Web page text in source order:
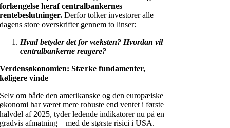
forlængelse heraf centralbankernes
rentebeslutninger.Derfor tolker investorer alle
dagens store overskrifter gennem to linser:
Hvad betyder det for væksten? Hvordan vil
centralbankerne reagere?
Verdensøkonomien: Stærke fundamenter,
køligere vinde
Selv om både den amerikanske og den europæiske
økonomi har været mere robuste end ventet i første
halvdel af 2025, tyder ledende indikatorer nu på en
gradvis afmatning – med de største risici i USA.